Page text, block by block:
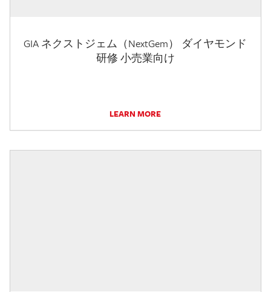
GIA ネクストジェム（NextGem） ダイヤモンド
研修 小売業向け
LEARN MORE